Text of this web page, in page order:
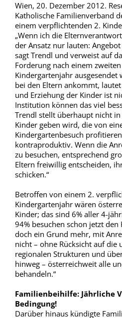
Wien, 20. Dezember 2012.
Katholische Familienverband
einem verpflichtenden 2.
„Wenn ich die
der Ansatz nur lauten:
sagt Trendl und verweist auf
Forderung nach einem
Kindergartenjahr ausgesendet
bei den Eltern ankommt,
und Erziehung der Kinder ist
Institution können das viel
Trendl stellt überhaupt nicht in
Kinder geben wird, die von
Kindergartenbesuch
kontraproduktiv. Wenn die
zu besuchen, entsprechend
Eltern freiwillig entscheiden,
schicken.“
Betroffen von einem 2.
Kindergartenjahr wären
Kinder; das sind 6% aller 4-
94% besuchen schon jetzt den
doch ein Grund mehr, mit
nicht – ohne Rücksicht auf die
regionalen Strukturen und
hinweg – österreichweit alle
behandeln.“
Familienbeihilfe: Jährliche
Bedingung!
Darüber hinaus kündigte